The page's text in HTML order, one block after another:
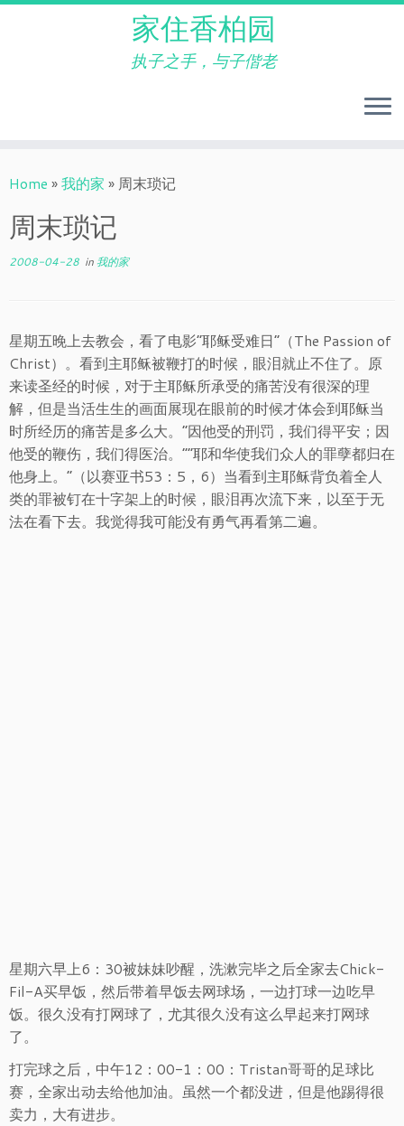
to
家住香柏园
执子之手，与子偕老
Home »我的家 » 周末琐记
周末琐记
2008-04-28 in 我的家
星期五晚上去教会，看了电影“耶稣受难日”（The Passion of
Christ）。看到主耶稣被鞭打的时候，眼泪就止不住了。原
来读圣经的时候，对于主耶稣所承受的痛苦没有很深的理
解，但是当活生生的画面展现在眼前的时候才体会到耶稣当
时所经历的痛苦是多么大。“因他受的刑罚，我们得平安；因
他受的鞭伤，我们得医治。”“耶和华使我们众人的罪孽都归在
他身上。”（以赛亚书53：5，6）当看到主耶稣背负着全人
类的罪被钉在十字架上的时候，眼泪再次流下来，以至于无
法在看下去。我觉得我可能没有勇气再看第二遍。
星期六早上6：30被妹妹吵醒，洗漱完毕之后全家去Chick-
Fil-A买早饭，然后带着早饭去网球场，一边打球一边吃早
饭。很久没有打网球了，尤其很久没有这么早起来打网球
了。
打完球之后，中午12：00-1：00：Tristan哥哥的足球比
赛，全家出动去给他加油。虽然一个都没进，但是他踢得很
卖力，大有进步。